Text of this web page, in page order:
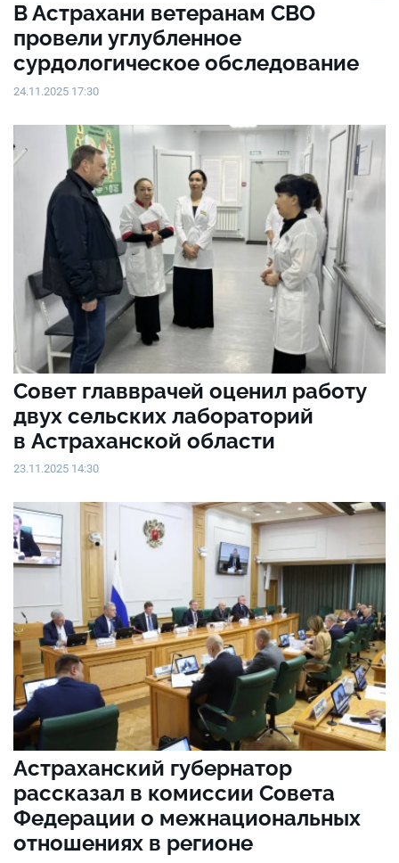
В Астрахани ветеранам СВО
провели углубленное
сурдологическое обследование
24.11.2025 17:30
Совет главврачей оценил работу
двух сельских лабораторий
в Астраханской области
23.11.2025 14:30
Астраханский губернатор
рассказал в комиссии Совета
Федерации о межнациональных
отношениях в регионе